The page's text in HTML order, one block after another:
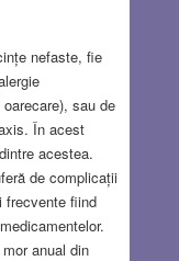
nefaste, fie
sau de
În acest
acestea.
de complicații
frecvente fiind
anual din